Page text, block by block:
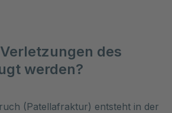
des
werden?
(Patellafraktur) entsteht in der